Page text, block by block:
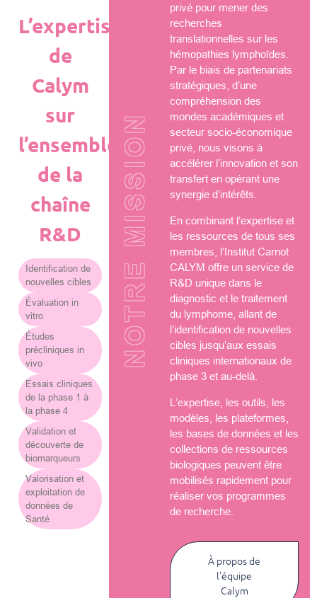
L’expertise
de
Calym
sur
l’ensemble
de la
chaîne
R&D
Identification de
nouvelles cibles
Évaluation in
vitro
Études
précliniques in
vivo
Essais cliniques
de la phase 1 à
la phase 4
Validation et
découverte de
biomarqueurs
Valorisation et
exploitation de
données de
Santé
NOTRE MISSION
privé pour mener des
recherches
translationnelles sur les
hémopathies lymphoïdes.
Par le biais de partenariats
stratégiques, d’une
compréhension des
mondes académiques et
secteur socio-économique
privé, nous visons à
accélérer l’innovation et son
transfert en opérant une
synergie d’intérêts.
En combinant l’expertise et
les ressources de tous ses
membres, l’Institut Carnot
CALYM offre un service de
R&D unique dans le
diagnostic et le traitement
du lymphome, allant de
l’identification de nouvelles
cibles jusqu’aux essais
cliniques internationaux de
phase 3 et au-delà.
L’expertise, les outils, les
modèles, les plateformes,
les bases de données et les
collections de ressources
biologiques peuvent être
mobilisés rapidement pour
réaliser vos programmes
de recherche.
À propos de
l’équipe
Calym